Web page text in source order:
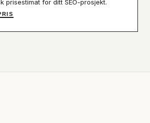
prisestimat for ditt SEO-prosjekt.